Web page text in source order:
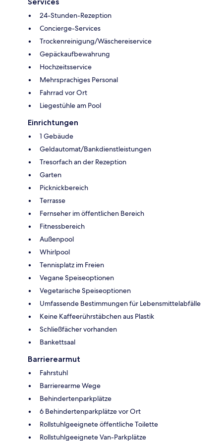
24-Stunden-Rezeption
Concierge-Services
Trockenreinigung/Wäschereiservice
Gepäckaufbewahrung
Hochzeitsservice
Mehrsprachiges Personal
Fahrrad vor Ort
Liegestühle am Pool
Einrichtungen
1 Gebäude
Geldautomat/Bankdienstleistungen
Tresorfach an der Rezeption
Garten
Picknickbereich
Terrasse
Fernseher im öffentlichen Bereich
Fitnessbereich
Außenpool
Whirlpool
Tennisplatz im Freien
Vegane Speiseoptionen
Vegetarische Speiseoptionen
Umfassende Bestimmungen für Lebensmittelabfälle
Keine Kaffeerührstäbchen aus Plastik
Schließfächer vorhanden
Bankettsaal
Barrierearmut
Fahrstuhl
Barrierearme Wege
Behindertenparkplätze
6 Behindertenparkplätze vor Ort
Rollstuhlgeeignete öffentliche Toilette
Rollstuhlgeeignete Van-Parkplätze